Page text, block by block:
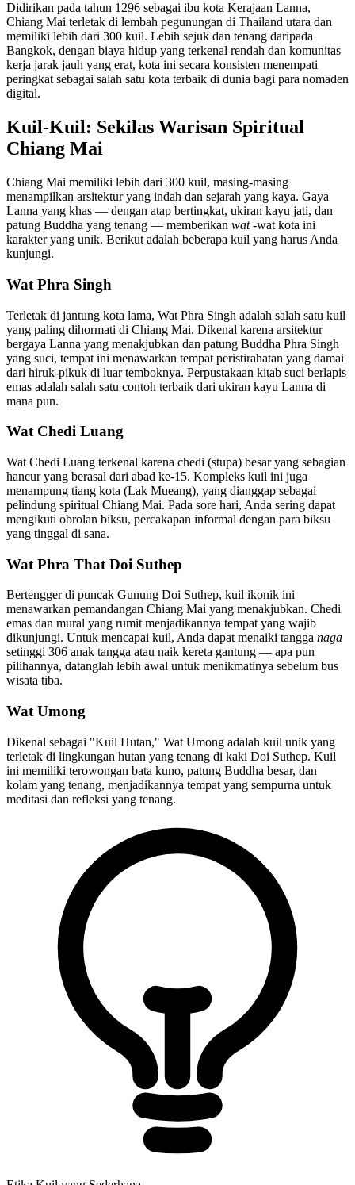
Didirikan pada tahun 1296 sebagai ibu kota Kerajaan Lanna,
Chiang Mai terletak di lembah pegunungan di Thailand utara dan
memiliki lebih dari 300 kuil. Lebih sejuk dan tenang daripada
Bangkok, dengan biaya hidup yang terkenal rendah dan komunitas
kerja jarak jauh yang erat, kota ini secara konsisten menempati
peringkat sebagai salah satu kota terbaik di dunia bagi para nomaden
digital.
Kuil-Kuil: Sekilas Warisan Spiritual
Chiang Mai
Chiang Mai memiliki lebih dari 300 kuil, masing-masing
menampilkan arsitektur yang indah dan sejarah yang kaya. Gaya
Lanna yang khas — dengan atap bertingkat, ukiran kayu jati, dan
patung Buddha yang tenang — memberikan wat-wat kota ini
karakter yang unik. Berikut adalah beberapa kuil yang harus Anda
kunjungi.
Wat Phra Singh
Terletak di jantung kota lama, Wat Phra Singh adalah salah satu kuil
yang paling dihormati di Chiang Mai. Dikenal karena arsitektur
bergaya Lanna yang menakjubkan dan patung Buddha Phra Singh
yang suci, tempat ini menawarkan tempat peristirahatan yang damai
dari hiruk-pikuk di luar temboknya. Perpustakaan kitab suci berlapis
emas adalah salah satu contoh terbaik dari ukiran kayu Lanna di
mana pun.
Wat Chedi Luang
Wat Chedi Luang terkenal karena chedi (stupa) besar yang sebagian
hancur yang berasal dari abad ke-15. Kompleks kuil ini juga
menampung tiang kota (Lak Mueang), yang dianggap sebagai
pelindung spiritual Chiang Mai. Pada sore hari, Anda sering dapat
mengikuti obrolan biksu, percakapan informal dengan para biksu
yang tinggal di sana.
Wat Phra That Doi Suthep
Bertengger di puncak Gunung Doi Suthep, kuil ikonik ini
menawarkan pemandangan Chiang Mai yang menakjubkan. Chedi
emas dan mural yang rumit menjadikannya tempat yang wajib
dikunjungi. Untuk mencapai kuil, Anda dapat menaiki tangga naga
setinggi 306 anak tangga atau naik kereta gantung — apa pun
pilihannya, datanglah lebih awal untuk menikmatinya sebelum bus
wisata tiba.
Wat Umong
Dikenal sebagai "Kuil Hutan," Wat Umong adalah kuil unik yang
terletak di lingkungan hutan yang tenang di kaki Doi Suthep. Kuil
ini memiliki terowongan bata kuno, patung Buddha besar, dan
kolam yang tenang, menjadikannya tempat yang sempurna untuk
meditasi dan refleksi yang tenang.